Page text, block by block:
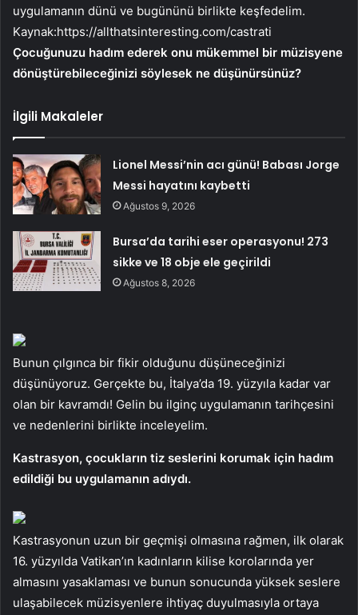
uygulamanın dünü ve bugününü birlikte keşfedelim.
Kaynak:https://allthatsinteresting.com/castrati
Çocuğunuzu hadım ederek onu mükemmel bir müzisyene
dönüştürebileceğinizi söylesek ne düşünürsünüz?
İlgili Makaleler
Lionel Messi’nin acı günü! Babası Jorge
Messi hayatını kaybetti
Ağustos 9, 2026
Bursa’da tarihi eser operasyonu! 273
sikke ve 18 obje ele geçirildi
Ağustos 8, 2026
Bunun çılgınca bir fikir olduğunu düşüneceğinizi
düşünüyoruz. Gerçekte bu, İtalya’da 19. yüzyıla kadar var
olan bir kavramdı! Gelin bu ilginç uygulamanın tarihçesini
ve nedenlerini birlikte inceleyelim.
Kastrasyon, çocukların tiz seslerini korumak için hadım
edildiği bu uygulamanın adıydı.
Kastrasyonun uzun bir geçmişi olmasına rağmen, ilk olarak
16. yüzyılda Vatikan’ın kadınların kilise korolarında yer
almasını yasaklaması ve bunun sonucunda yüksek seslere
ulaşabilecek müzisyenlere ihtiyaç duyulmasıyla ortaya